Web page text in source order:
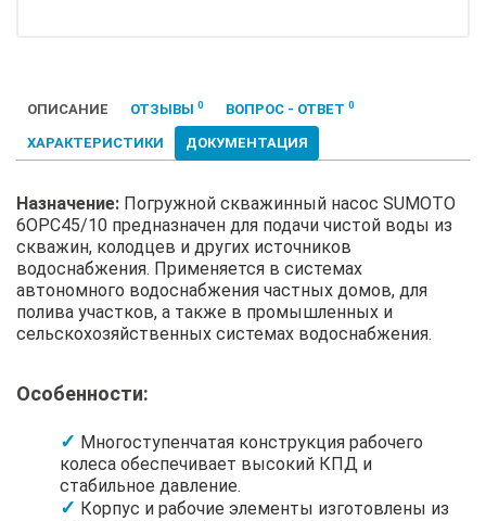
ОПИСАНИЕ ОТЗЫВЫ 0 ВОПРОС - ОТВЕТ 0
ХАРАКТЕРИСТИКИ ДОКУМЕНТАЦИЯ
Назначение: Погружной скважинный насос SUMOTO
6OPC45/10 предназначен для подачи чистой воды из
скважин, колодцев и других источников
водоснабжения. Применяется в системах
автономного водоснабжения частных домов, для
полива участков, а также в промышленных и
сельскохозяйственных системах водоснабжения.
Особенности:
Многоступенчатая конструкция рабочего
колеса обеспечивает высокий КПД и
стабильное давление.
Корпус и рабочие элементы изготовлены из